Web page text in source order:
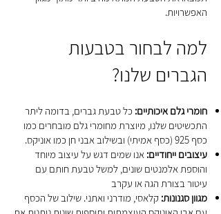
האפשרויות.
למה לבחור בטבעות
הגברים שלנו?
חומרי גלם איכותיים: כל טבעת גברים, בדומה ליתר
התכשיטים שלנו, מיוצרת מחומרי גלם מובחרים כמו
כסף 925 (כסף אמיתי) ובשילוב אבני חן כמו אוניקס.
עיצובים ייחודיים: אנו שמים דגש על עיצוב מיוחד
והוספת אלמנטים שונים, למשל טבעת חותם עם
עיטור בצורת הגה או עקרב
מגוון סגנונות: קלאסי, מודרני ואתני. שילוב של הכסף